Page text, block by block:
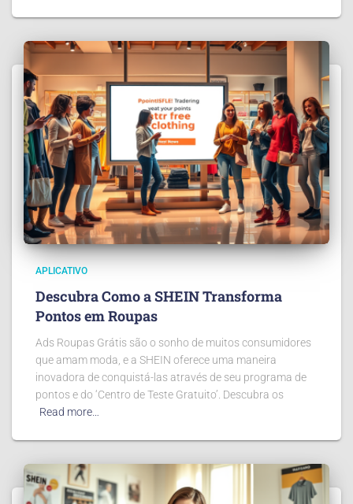
APLICATIVO
Descubra Como a SHEIN Transforma
Pontos em Roupas
Ads Roupas Grátis são o sonho de muitos consumidores
que amam moda, e a SHEIN oferece uma maneira
inovadora de conquistá-las através de seu programa de
pontos e do ‘Centro de Teste Gratuito’. Descubra os
Read more…